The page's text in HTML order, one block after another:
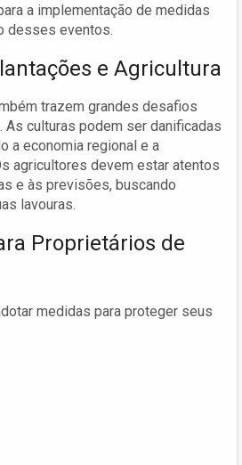
a implementação de medidas
desses eventos.
e Agricultura
trazem grandes desafios
As culturas podem ser danificadas
a economia regional e a
agricultores devem estar atentos
e às previsões, buscando
lavouras.
Proprietários de
medidas para proteger seus